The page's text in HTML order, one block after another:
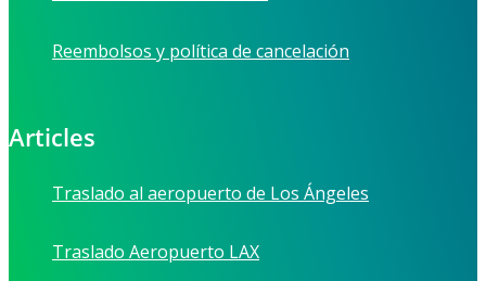
Reembolsos y política de cancelación
Articles
Traslado al aeropuerto de Los Ángeles
Traslado Aeropuerto LAX